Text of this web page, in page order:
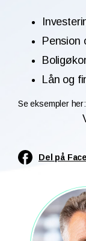
Pension
Lån og
Se eksempler her:
Del på